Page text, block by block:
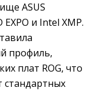
ASUS
и Intel XMP.
профиль,
плат ROG, что
стандартных